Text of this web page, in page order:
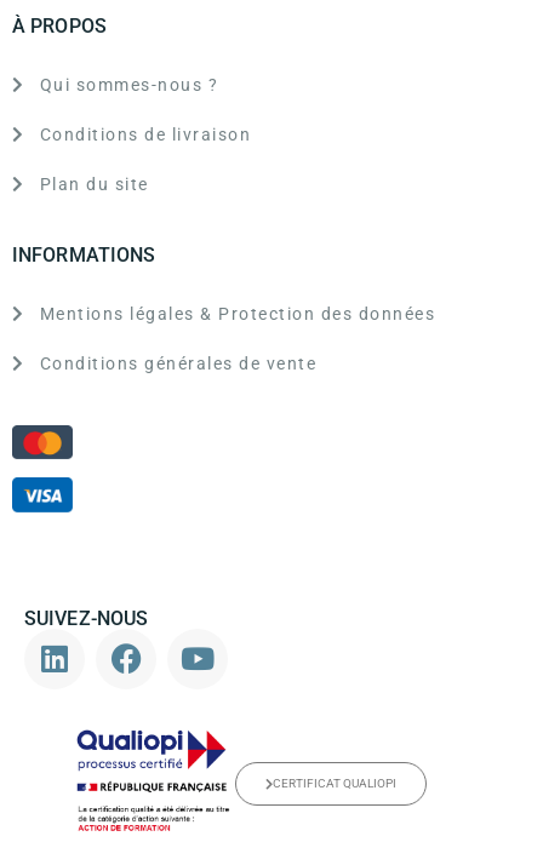
À PROPOS
Qui sommes-nous ?
Conditions de livraison
Plan du site
INFORMATIONS
Mentions légales & Protection des données
Conditions générales de vente
SUIVEZ-NOUS
CERTIFICAT QUALIOPI